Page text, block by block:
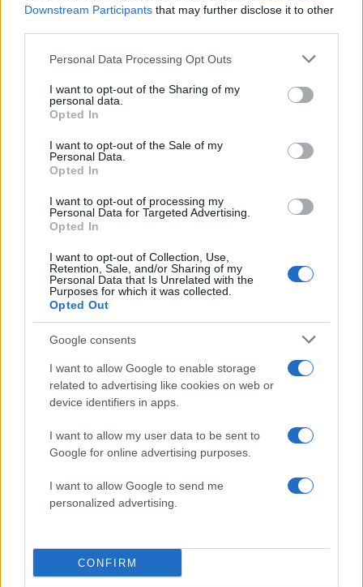
Downstream Participants that may further disclose it to other
Please note that this website/app uses one or more Google
not limited to your visit or usage behaviour. You may click to
grant or deny consent to Google and its third-party tags to
use your data for below specified purposes in below Google
consent section.
Personal Data Processing Opt Outs
I want to opt-out of the Sharing of my
personal data.
Opted In
I want to opt-out of the Sale of my
Personal Data.
Opted In
I want to opt-out of processing my
Personal Data for Targeted Advertising.
Opted In
I want to opt-out of Collection, Use,
Retention, Sale, and/or Sharing of my
Personal Data that Is Unrelated with the
Purposes for which it was collected.
Opted Out
Google consents
I want to allow Google to enable storage
related to advertising like cookies on web or
device identifiers in apps.
I want to allow my user data to be sent to
Google for online advertising purposes.
I want to allow Google to send me
personalized advertising.
CONFIRM
Σχόλια
Σχολίασε εδώ
Όροι Χρήσης. Το site προστατεύεται από reCAPTCHA, ισχύουν
Στη ΓΑΔΑ η 46χρονη που
κατηγορείται για
συμμετοχή στην τραγωδία
απευθείας από το
αεροδρόμιο
Τραμπ: «Ο πόλεμος
Ιράν θα τελειώσει